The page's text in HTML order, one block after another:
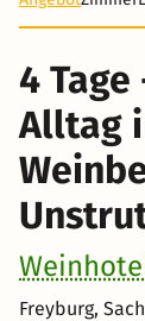
4
Alltag
Freyburg,